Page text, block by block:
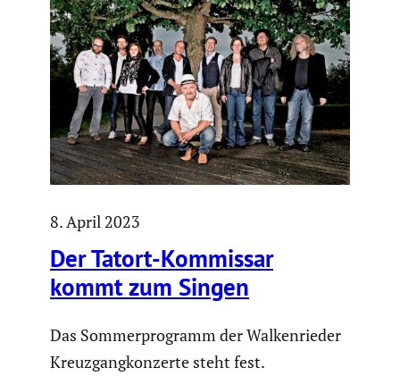
8. April 2023
Der Tatort-Kommissar
kommt zum Singen
Das Sommerprogramm der Walkenrieder
Kreuzgangkonzerte steht fest.